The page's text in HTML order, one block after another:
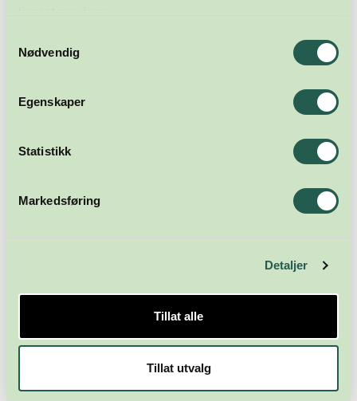
Nødvendig
Egenskaper
Statistikk
Markedsføring
Detaljer
Tillat alle
Tillat utvalg
Meld deg på nyhetsbrevet
Abonner
Næringsforeningen i
Kristiansandsregionen